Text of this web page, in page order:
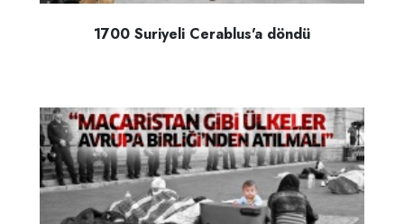
1700 Suriyeli Cerablus'a döndü